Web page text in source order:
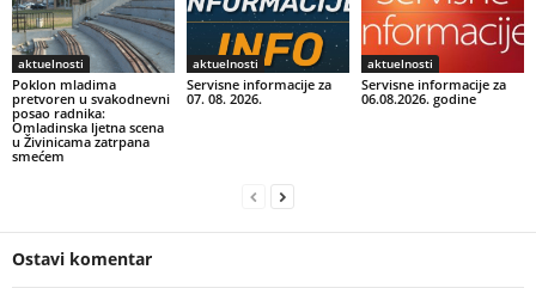
aktuelnosti
Poklon mladima
pretvoren u svakodnevni
posao radnika:
Omladinska ljetna scena
u Živinicama zatrpana
smećem
aktuelnosti
Servisne informacije za
07. 08. 2026.
aktuelnosti
Servisne informacije za
06.08.2026. godine
Ostavi komentar